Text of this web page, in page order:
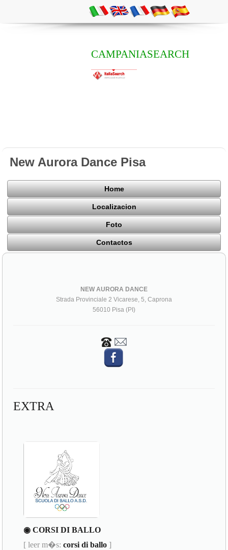
CAMPANIASEARCH
New Aurora Dance Pisa
Home
Localizacion
Foto
Contactos
NEW AURORA DANCE
Strada Provinciale 2 Vicarese, 5, Caprona
56010 Pisa (PI)
EXTRA
◉ CORSI DI BALLO
[ leer m�s:corsi di ballo ]